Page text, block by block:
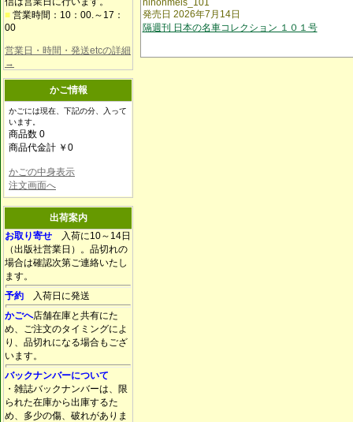
■ 営業時間：10：00.～17：
00
営業日・時間・発送etcの詳細
→
かご情報
かごには現在、下記の分、入って
います。
商品数 0
商品代金計 ￥0
かごの中身表示
注文画面へ
出荷案内
お取り寄せ 入荷に10～14日
（出版社営業日）。品切れの
場合は確認次第ご連絡いたし
ます。
予約 入荷日に発送
かごへ店舗在庫と共有にた
め、ご注文のタイミングによ
り、品切れになる場合もござ
います。
バックナンバーについて
・雑誌バックナンバーは、限
られた在庫から出庫するた
め、多少の傷、破れがありま
nihonmeis_101
発売日 2026年7月14日
隔週刊 日本の名車コレクション １０１号